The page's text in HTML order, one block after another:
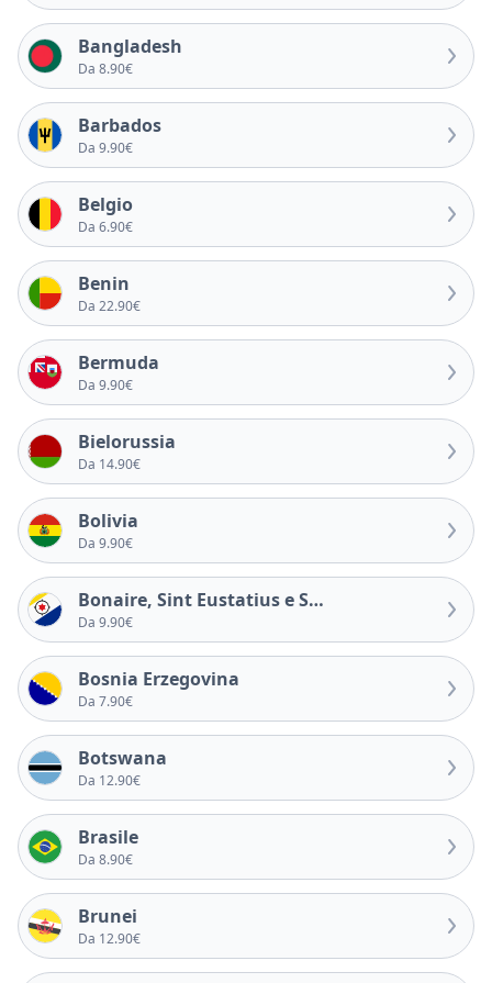
Bangladesh
Da 8.90€
Barbados
Da 9.90€
Belgio
Da 6.90€
Benin
Da 22.90€
Bermuda
Da 9.90€
Bielorussia
Da 14.90€
Bolivia
Da 9.90€
Bonaire, Sint Eustatius e Saba
Da 9.90€
Bosnia Erzegovina
Da 7.90€
Botswana
Da 12.90€
Brasile
Da 8.90€
Brunei
Da 12.90€